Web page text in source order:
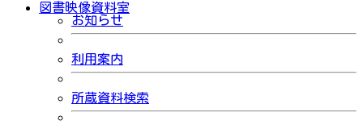
図書映像資料室
お知らせ
利用案内
所蔵資料検索